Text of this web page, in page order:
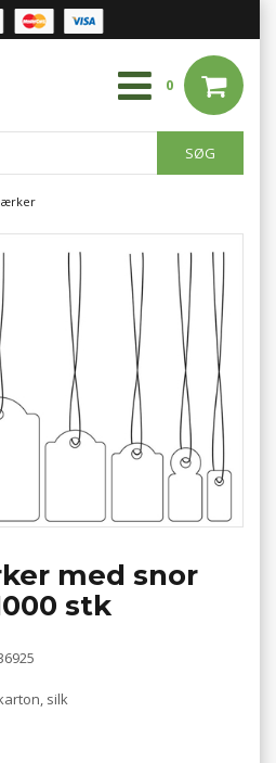
0
med snor
stk
silk